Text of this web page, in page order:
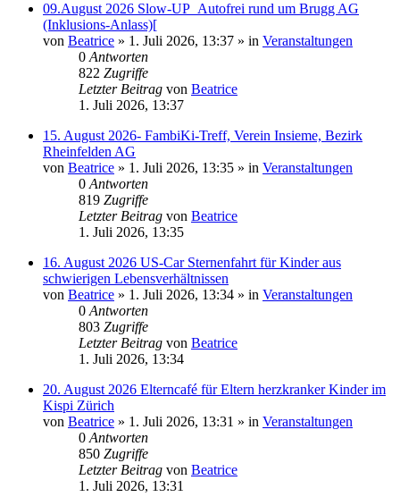
09.August 2026 Slow-UP_Autofrei rund um Brugg AG
(Inklusions-Anlass)[
von Beatrice » 1. Juli 2026, 13:37 » in Veranstaltungen
0 Antworten
822 Zugriffe
Letzter Beitrag von Beatrice
1. Juli 2026, 13:37
15. August 2026- FambiKi-Treff, Verein Insieme, Bezirk
Rheinfelden AG
von Beatrice » 1. Juli 2026, 13:35 » in Veranstaltungen
0 Antworten
819 Zugriffe
Letzter Beitrag von Beatrice
1. Juli 2026, 13:35
16. August 2026 US-Car Sternenfahrt für Kinder aus
schwierigen Lebensverhältnissen
von Beatrice » 1. Juli 2026, 13:34 » in Veranstaltungen
0 Antworten
803 Zugriffe
Letzter Beitrag von Beatrice
1. Juli 2026, 13:34
20. August 2026 Elterncafé für Eltern herzkranker Kinder im
Kispi Zürich
von Beatrice » 1. Juli 2026, 13:31 » in Veranstaltungen
0 Antworten
850 Zugriffe
Letzter Beitrag von Beatrice
1. Juli 2026, 13:31